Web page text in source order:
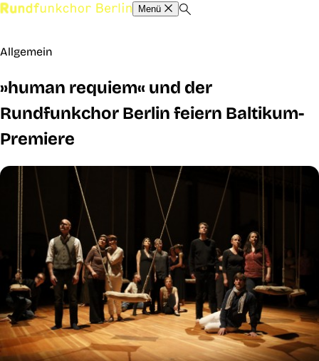
Menü
Allgemein
»human requiem« und der
Rundfunkchor Berlin feiern Baltikum-
Premiere